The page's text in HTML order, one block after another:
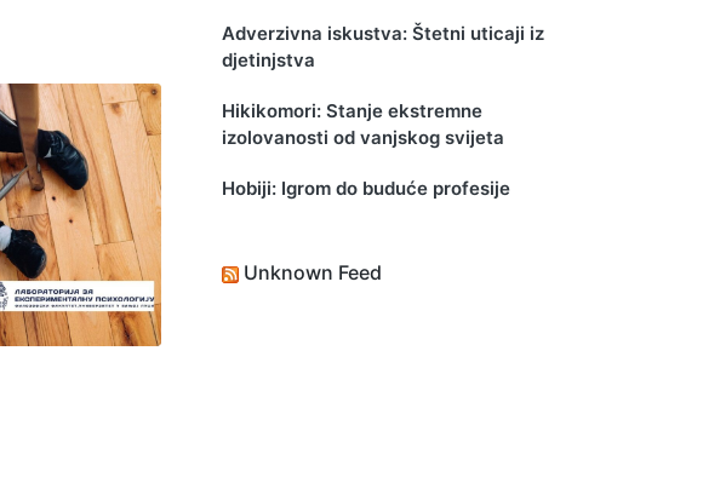
Adverzivna iskustva: Štetni uticaji iz
djetinjstva
Hikikomori: Stanje ekstremne
izolovanosti od vanjskog svijeta
Hobiji: Igrom do buduće profesije
Unknown Feed